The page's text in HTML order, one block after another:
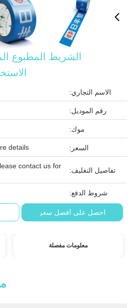
الشريط المطبوع
الاسم التجاري:
رقم الموديل:
موك:
السعر: details.
تفاصيل التغليف:
شروط الدفع:
احصل على أفضل سعر
معلومات مفصلة